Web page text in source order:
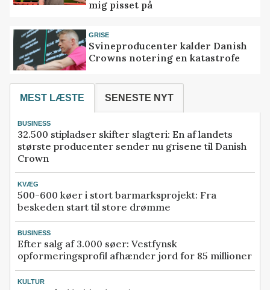
mig pisset på
GRISE
Svineproducenter kalder Danish
Crowns notering en katastrofe
MEST LÆSTE SENESTE NYT
BUSINESS
32.500 stipladser skifter slagteri: En af landets
største producenter sender nu grisene til Danish
Crown
KVÆG
500-600 køer i stort barmarksprojekt: Fra
beskeden start til store drømme
BUSINESS
Efter salg af 3.000 søer: Vestfynsk
opformeringsprofil afhænder jord for 85 millioner
KULTUR